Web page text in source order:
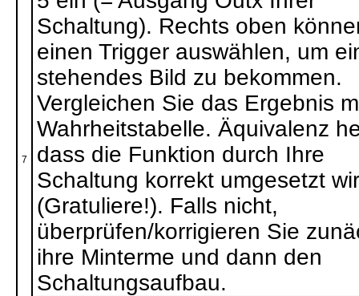
7
Schaltung). Rechts oben
einen Trigger auswählen, um
stehendes Bild zu bekommen.
Vergleichen Sie das Ergebnis
Wahrheitstabelle. Äquivalenz
dass die Funktion durch Ihre
Schaltung korrekt umgesetzt
(Gratuliere!). Falls nicht,
überprüfen/korrigieren Sie
ihre Minterme und dann den
Schaltungsaufbau.